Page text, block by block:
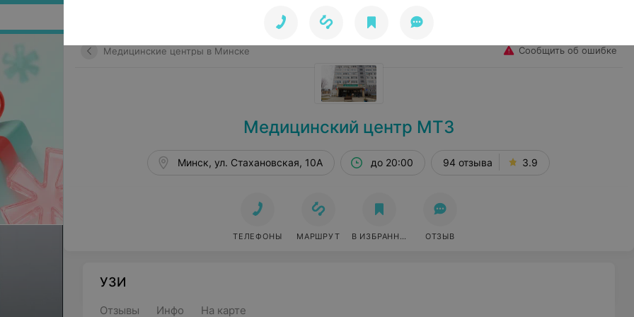
Медицинские центры в Минске Сообщить об ошибке
Медицинский центр МТЗ
Минск, ул. Стахановская, 10А до 20:00 94 отзыва 3.9
ТЕЛЕФОНЫ МАРШРУТ В ИЗБРАННОЕ ОТЗЫВ
УЗИ
Отзывы Инфо На карте